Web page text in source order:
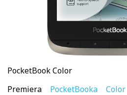
PocketBook Color
Premiera PocketBooka Color